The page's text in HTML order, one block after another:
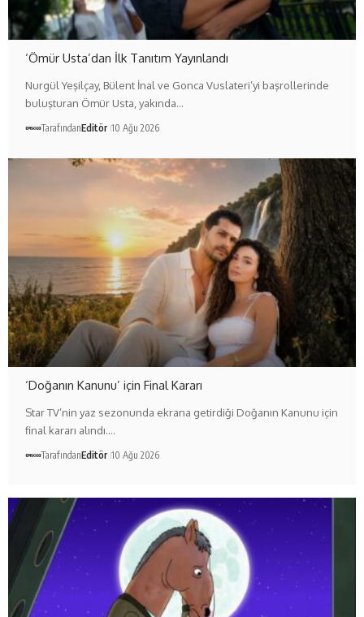
‘Ömür Usta’dan İlk Tanıtım Yayınlandı
Nurgül Yeşilçay, Bülent İnal ve Gonca Vuslateri’yi başrollerinde
buluşturan Ömür Usta, yakında…
TarafındanEditör 10 Ağu 2026
‘Doğanın Kanunu’ için Final Kararı
Star TV’nin yaz sezonunda ekrana getirdiği Doğanın Kanunu için
final kararı alındı.…
TarafındanEditör 10 Ağu 2026